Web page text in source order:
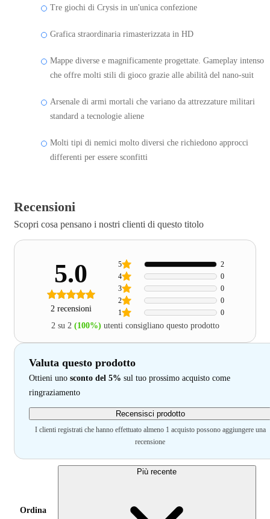
Tre giochi di Crysis in un'unica confezione
Grafica straordinaria rimasterizzata in HD
Mappe diverse e magnificamente progettate. Gameplay intenso
che offre molti stili di gioco grazie alle abilità del nano-suit
Arsenale di armi mortali che variano da attrezzature militari
standard a tecnologie aliene
Molti tipi di nemici molto diversi che richiedono approcci
differenti per essere sconfitti
Recensioni
Scopri cosa pensano i nostri clienti di questo titolo
5.0
2 recensioni 1 0
2 0
3 0
4 0
5 2
2 su 2 (100%) utenti consigliano questo prodotto
Valuta questo prodotto
Ottieni uno sconto del 5% sul tuo prossimo acquisto come
ringraziamento
Recensisci prodotto
I clienti registrati che hanno effettuato almeno 1 acquisto possono aggiungere una
recensione
Ordina
Più recente